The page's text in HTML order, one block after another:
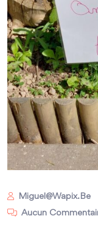
Miguel@wapix.be
Aucun